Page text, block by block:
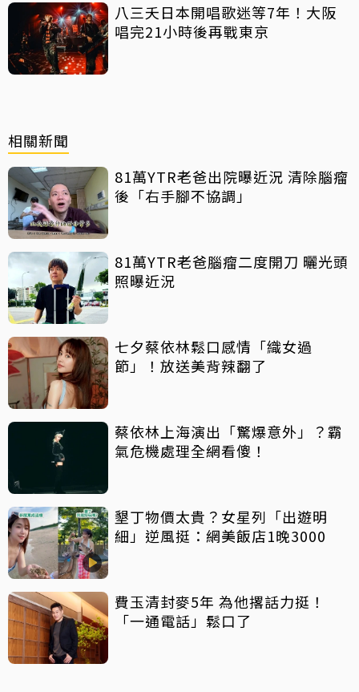
八三夭日本開唱歌迷等7年！大阪
唱完21小時後再戰東京
相關新聞
81萬YTR老爸出院曝近況 清除腦瘤
後「右手腳不協調」
81萬YTR老爸腦瘤二度開刀 曬光頭
照曝近況
七夕蔡依林鬆口感情「織女過
節」！放送美背辣翻了
蔡依林上海演出「驚爆意外」？霸
氣危機處理全網看傻！
墾丁物價太貴？女星列「出遊明
細」逆風挺：網美飯店1晚3000
費玉清封麥5年 為他撂話力挺！
「一通電話」鬆口了